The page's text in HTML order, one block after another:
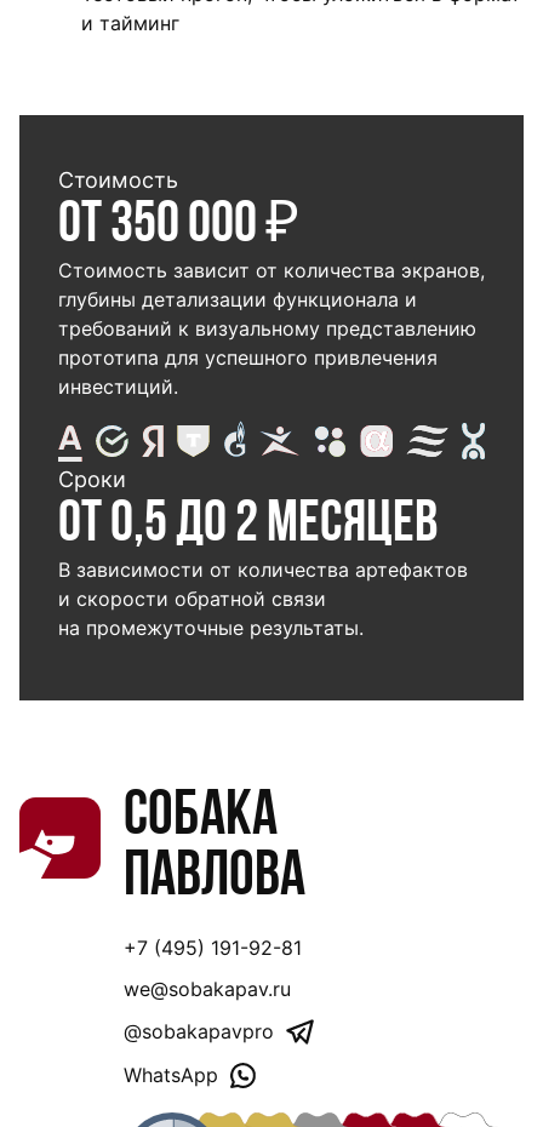
и тайминг
Стоимость
От 350 000 ₽
Стоимость зависит от количества экранов,
глубины детализации функционала и
требований к визуальному представлению
прототипа для успешного привлечения
инвестиций.
Сроки
От 0,5 до 2 месяцев
В зависимости от количества артефактов
и скорости обратной связи
на промежуточные результаты.
Собака
Павлова
+7 (495) 191-92-81
we@sobakapav.ru
@sobakapavpro
WhatsApp